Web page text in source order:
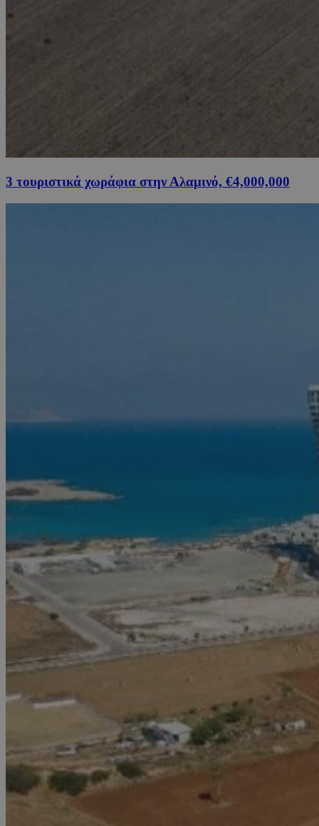
3 τουριστικά χωράφια στην Αλαμινό, €4,000,000